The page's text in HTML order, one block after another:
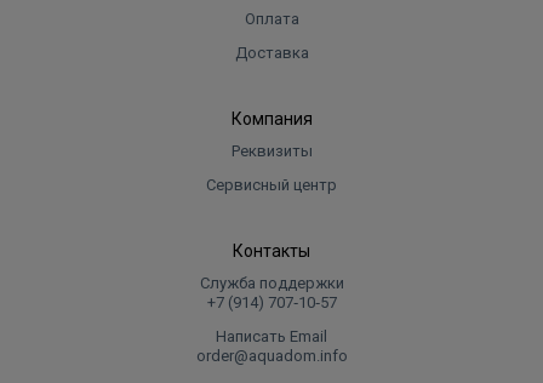
Оплата
Доставка
Компания
Реквизиты
Сервисный центр
Контакты
Служба поддержки
+7 (914) 707‑10‑57
Написать Email
order@aquadom.info